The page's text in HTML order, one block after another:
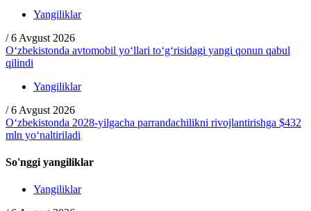
Yangiliklar
/ 6 Avgust 2026
O‘zbekistonda avtomobil yo‘llari to‘g‘risidagi yangi qonun qabul
qilindi
Yangiliklar
/ 6 Avgust 2026
O‘zbekistonda 2028-yilgacha parrandachilikni rivojlantirishga $432
mln yo‘naltiriladi
So'nggi yangiliklar
Yangiliklar